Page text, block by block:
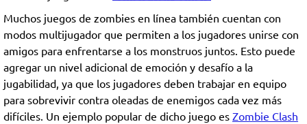
Muchos juegos de zombies en línea también cuentan con
modos multijugador que permiten a los jugadores unirse con
amigos para enfrentarse a los monstruos juntos. Esto puede
agregar un nivel adicional de emoción y desafío a la
jugabilidad, ya que los jugadores deben trabajar en equipo
para sobrevivir contra oleadas de enemigos cada vez más
difíciles. Un ejemplo popular de dicho juego es Zombie Clash